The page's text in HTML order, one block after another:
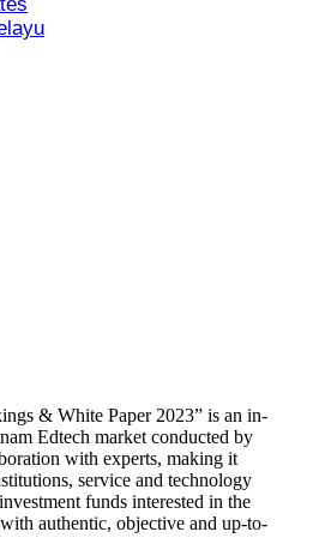
& White Paper 2023” is an in-
Edtech market conducted by
with experts, making it
service and technology
funds interested in the
authentic, objective and up-to-